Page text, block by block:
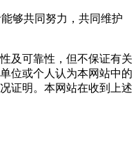
够共同努力，共同维护
及可靠性，但不保证有关
位或个人认为本网站中的
证明。本网站在收到上述